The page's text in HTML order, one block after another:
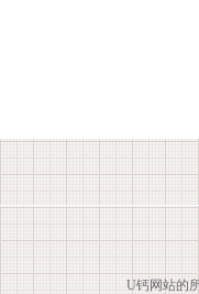
U钙网站的